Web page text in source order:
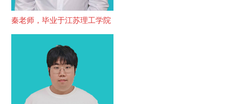
秦老师，毕业于江苏理工学院